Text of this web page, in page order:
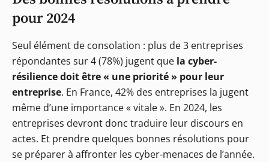
pour 2024
Seul élément de consolation : plus de 3 entreprises
répondantes sur 4 (78%) jugent que la cyber-
résilience doit être « une priorité » pour leur
entreprise. En France, 42% des entreprises la jugent
même d’une importance « vitale ». En 2024, les
entreprises devront donc traduire leur discours en
actes. Et prendre quelques bonnes résolutions pour
se préparer à affronter les cyber-menaces de l’année.